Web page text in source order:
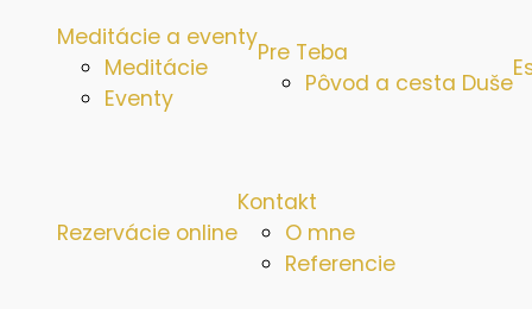
Meditácie a eventy
Meditácie
Eventy
Pre Teba
Pôvod a cesta Duše
Rezervácie online
Kontakt
O mne
Referencie